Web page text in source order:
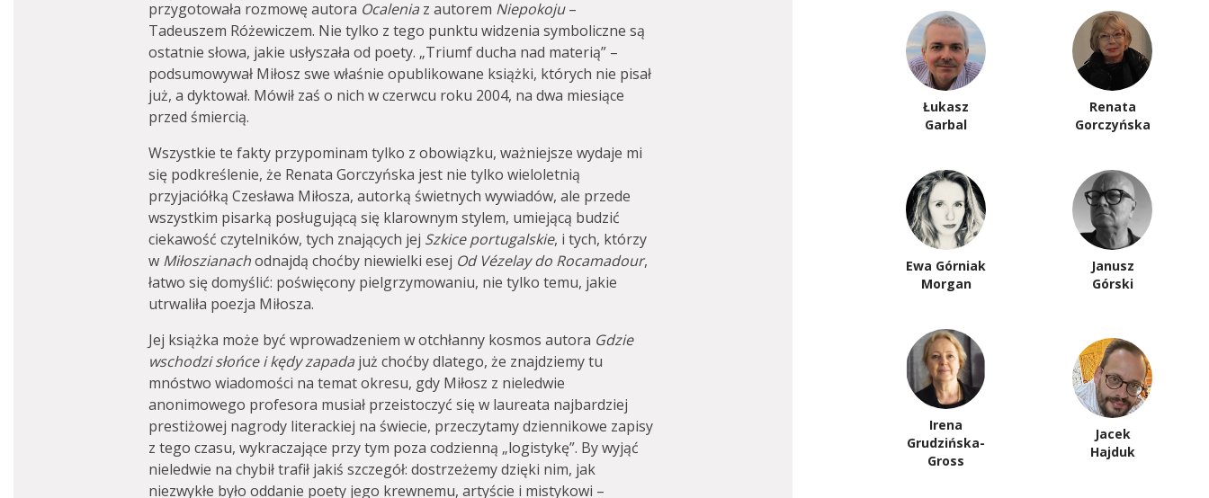
przygotowała rozmowę autora Ocalenia z autorem Niepokoju–
Tadeuszem Różewiczem. Nie tylko z tego punktu widzenia symboliczne są
ostatnie słowa, jakie usłyszała od poety. „Triumf ducha nad materią” –
podsumowywał Miłosz swe właśnie opublikowane książki, których nie pisał
już, a dyktował. Mówił zaś o nich w czerwcu roku 2004, na dwa miesiące
przed śmiercią.
Wszystkie te fakty przypominam tylko z obowiązku, ważniejsze wydaje mi
się podkreślenie, że Renata Gorczyńska jest nie tylko wieloletnią
przyjaciółką Czesława Miłosza, autorką świetnych wywiadów, ale przede
wszystkim pisarką posługującą się klarownym stylem, umiejącą budzić
ciekawość czytelników, tych znających jej Szkice portugalskie, i tych, którzy
w Miłoszianachodnajdą choćby niewielki esej Od Vézelay do Rocamadour,
łatwo się domyślić: poświęcony pielgrzymowaniu, nie tylko temu, jakie
utrwaliła poezja Miłosza.
Jej książka może być wprowadzeniem w otchłanny kosmos autora Gdzie
wschodzi słońce i kędy zapada już choćby dlatego, że znajdziemy tu
mnóstwo wiadomości na temat okresu, gdy Miłosz z nieledwie
anonimowego profesora musiał przeistoczyć się w laureata najbardziej
prestiżowej nagrody literackiej na świecie, przeczytamy dziennikowe zapisy
z tego czasu, wykraczające przy tym poza codzienną „logistykę”. By wyjąć
nieledwie na chybił trafił jakiś szczegół: dostrzeżemy dzięki nim, jak
niezwykłe było oddanie poety jego krewnemu, artyście i mistykowi –
Łukasz
Garbal
Renata
Gorczyńska
Ewa Górniak
Morgan
Janusz
Górski
Irena
Grudzińska-
Gross
Jacek
Hajduk